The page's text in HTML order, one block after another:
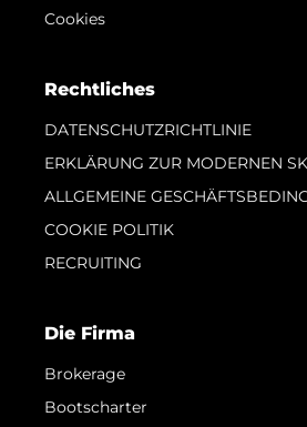
Cookies
Rechtliches
DATENSCHUTZRICHTLINIE
ERKLÄRUNG ZUR MODERNEN
ALLGEMEINE
COOKIE POLITIK
RECRUITING
Die Firma
Brokerage
Bootscharter